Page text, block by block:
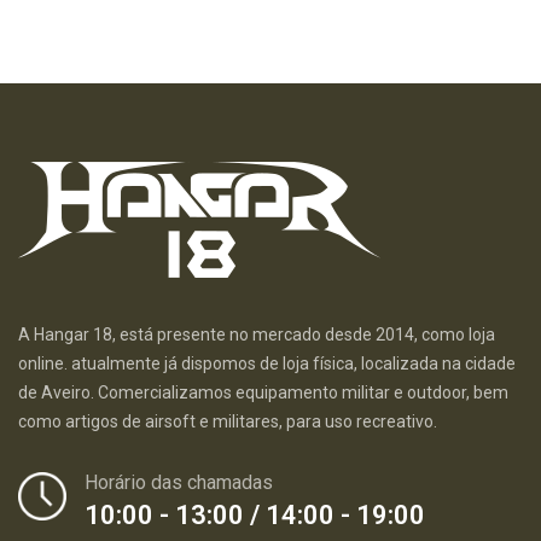
A Hangar 18, está presente no mercado desde 2014, como loja
online. atualmente já dispomos de loja física, localizada na cidade
de Aveiro. Comercializamos equipamento militar e outdoor, bem
como artigos de airsoft e militares, para uso recreativo.
Horário das chamadas
10:00 - 13:00 / 14:00 - 19:00